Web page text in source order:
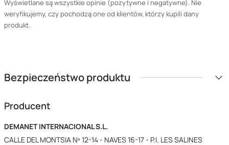
Wyświetlane są wszystkie opinie (pozytywne i negatywne). Nie
weryfikujemy, czy pochodzą one od klientów, którzy kupili dany
produkt.
Bezpieczeństwo produktu
Producent
DEMANET INTERNACIONAL S.L.
CALLE DEL MONTSIA Nº 12-14 - NAVES 16-17 - P.I. LES SALINES